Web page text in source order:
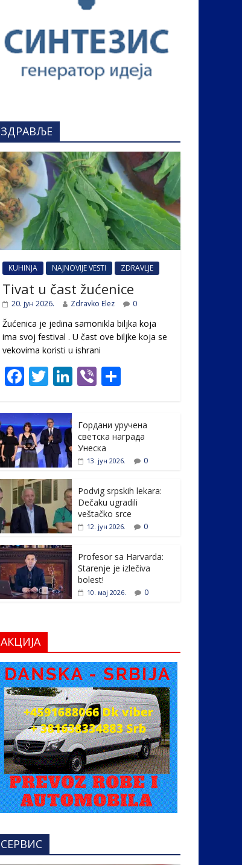
ЗДРАВЉЕ
KUHINJA NAJNOVIJE VESTI ZDRAVLJE
Tivat u čast žućenice
20. јун 2026. Zdravko Elez 0
Žućenica je jedina samonikla biljka koja
ima svoj festival . U čast ovе biljke koja se
vekovima koristi u ishrani
F
e
b
o
o
k
T
itt
er
Li
e
dI
n
Vi
e
Гордани уручена
светска награда
Унеска
13. јун 2026. 0
Podvig srpskih lekara:
Dečaku ugradili
veštačko srce
12. јун 2026. 0
Profesor sa Harvarda:
Starenje je izlečiva
bolest!
10. мај 2026. 0
АКЦИЈА
СЕРВИС